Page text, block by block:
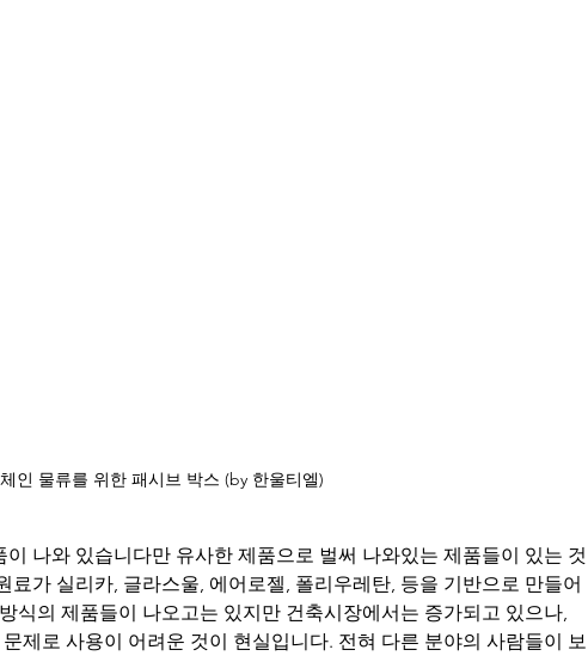
인 물류를 위한 패시브 박스 (by 한울티엘)
나와 있습니다만 유사한 제품으로 벌써 나와있는 제품들이 있는 것
료가 실리카, 글라스울, 에어로젤, 폴리우레탄, 등을 기반으로 만들어
식의 제품들이 나오고는 있지만 건축시장에서는 증가되고 있으나,
제로 사용이 어려운 것이 현실입니다. 전혀 다른 분야의 사람들이 보